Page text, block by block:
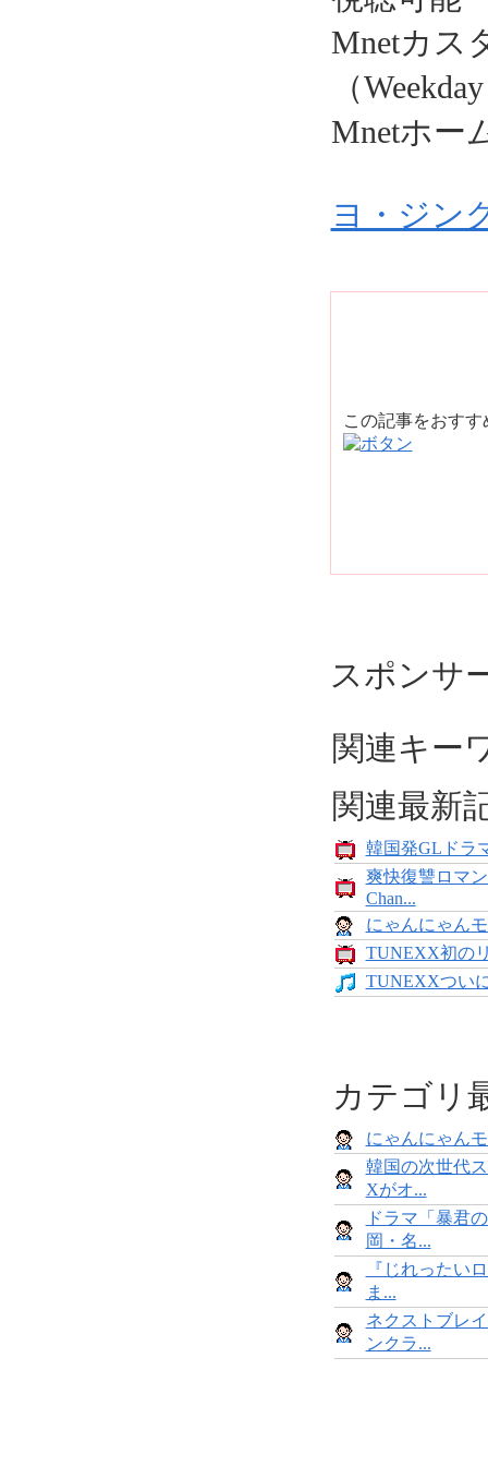
Mnetカス
（
Mnetホー
ヨ・ジン
この記事をおす
スポンサ
関連キー
関連最新
韓国発GLドラ
爽快復讐ロマ
Chan...
にゃんにゃん
TUNEXX初の
TUNEXXつい
カテゴリ
にゃんにゃん
韓国の次世代
Xがオ...
ドラマ「暴君
岡・名...
『じれったい
ま...
ネクストブレ
ンクラ...